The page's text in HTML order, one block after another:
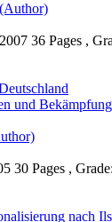
36 Pages ,
und Bekämpfung
30 Pages ,
nach